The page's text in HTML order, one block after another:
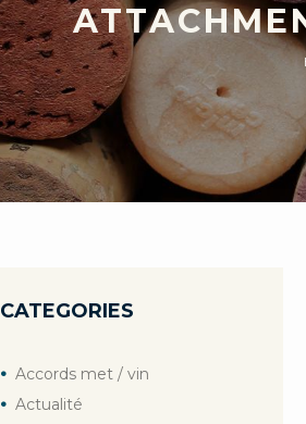
CATEGORIES
Accords met / vin
Actualité